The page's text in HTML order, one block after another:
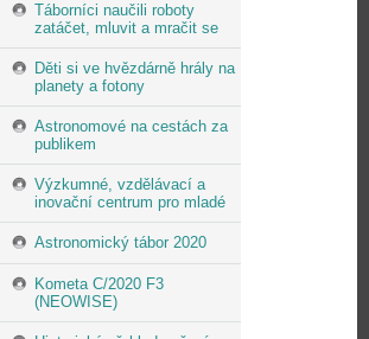
Táborníci naučili roboty
zatáčet, mluvit a mračit se
Děti si ve hvězdárně hrály na
planety a fotony
Astronomové na cestách za
publikem
Výzkumné, vzdělávací a
inovační centrum pro mladé
Astronomický tábor 2020
Kometa C/2020 F3
(NEOWISE)